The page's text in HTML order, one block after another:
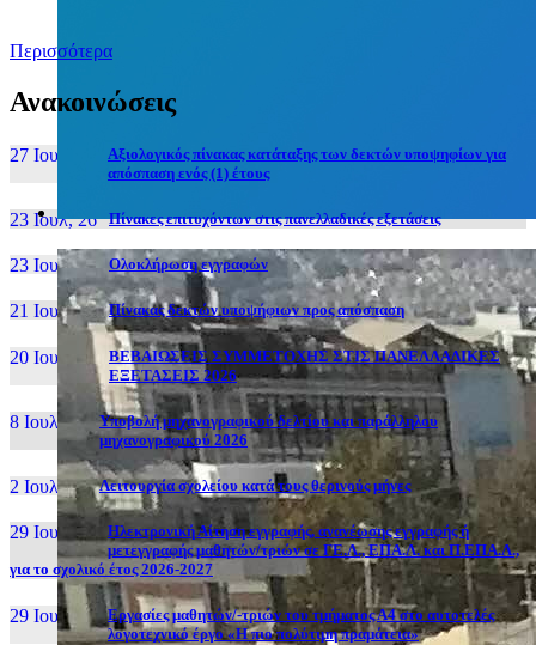
Περισσότερα
Ανακοινώσεις
27 Ιουν, 26
Αξιολογικός πίνακας κατάταξης των δεκτών υποψηφίων για
απόσπαση ενός (1) έτους
23 Ιουλ, 26 Πίνακες επιτυχόντων στις πανελλαδικές εξετάσεις
23 Ιουλ, 26 Ολοκλήρωση εγγραφών
21 Ιουλ, 26 Πίνακας δεκτών υποψήφιων προς απόσπαση
20 Ιουλ, 26
ΒΕΒΑΙΩΣΕΙΣ ΣΥΜΜΕΤΟΧΗΣ ΣΤΙΣ ΠΑΝΕΛΛΑΔΙΚΕΣ
ΕΞΕΤΑΣΕΙΣ 2026
8 Ιουλ, 26
Υποβολή μηχανογραφικού δελτίου και παράλληλου
μηχανογραφικού 2026
2 Ιουλ, 26 Λειτουργία σχολείου κατά τους θερινούς μήνες
29 Ιουν, 26
Ηλεκτρονική Αίτηση εγγραφής, ανανέωσης εγγραφής ή
μετεγγραφής μαθητών/τριών σε ΓΕ.Λ., ΕΠΑ.Λ. και Π.ΕΠΑ.Λ.,
για το σχολικό έτος 2026-2027
29 Ιουν, 26
Εργασίες μαθητών/-τριών του τμήματος Α4 στο αυτοτελές
λογοτεχνικό έργο «Η πιο πολύτιμη πραμάτεια»